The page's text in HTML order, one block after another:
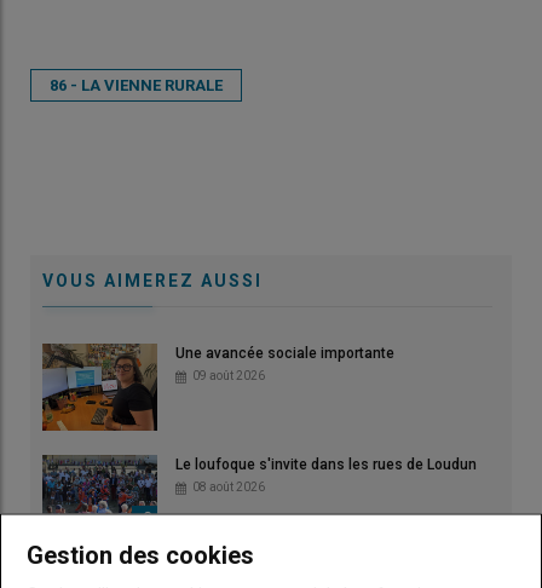
86 - LA VIENNE RURALE
VOUS AIMEREZ AUSSI
Une avancée sociale importante
09 août 2026
Le loufoque s'invite dans les rues de Loudun
08 août 2026
Gestion des cookies